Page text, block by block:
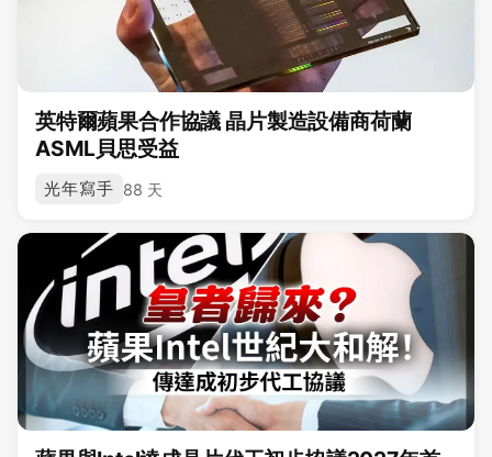
英特爾蘋果合作協議 晶片製造設備商荷蘭
ASML貝思受益
光年寫手 88 天